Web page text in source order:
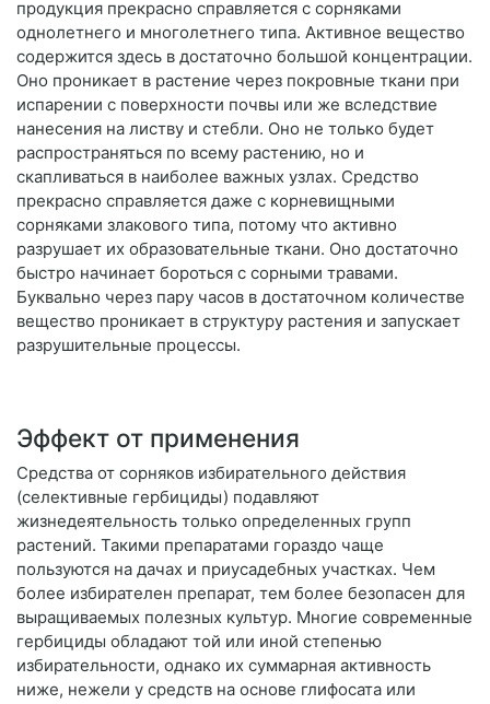
продукция прекрасно справляется с сорняками
однолетнего и многолетнего типа. Активное вещество
содержится здесь в достаточно большой концентрации.
Оно проникает в растение через покровные ткани при
испарении с поверхности почвы или же вследствие
нанесения на листву и стебли. Оно не только будет
распространяться по всему растению, но и
скапливаться в наиболее важных узлах. Средство
прекрасно справляется даже с корневищными
сорняками злакового типа, потому что активно
разрушает их образовательные ткани. Оно достаточно
быстро начинает бороться с сорными травами.
Буквально через пару часов в достаточном количестве
вещество проникает в структуру растения и запускает
разрушительные процессы.
Эффект от применения
Средства от сорняков избирательного действия
(селективные гербициды) подавляют
жизнедеятельность только определенных групп
растений. Такими препаратами гораздо чаще
пользуются на дачах и приусадебных участках. Чем
более избирателен препарат, тем более безопасен для
выращиваемых полезных культур. Многие современные
гербициды обладают той или иной степенью
избирательности, однако их суммарная активность
ниже, нежели у средств на основе глифосата или